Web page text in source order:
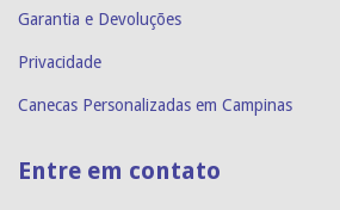
Garantia e Devoluções
Privacidade
Canecas Personalizadas em Campinas
Entre em contato